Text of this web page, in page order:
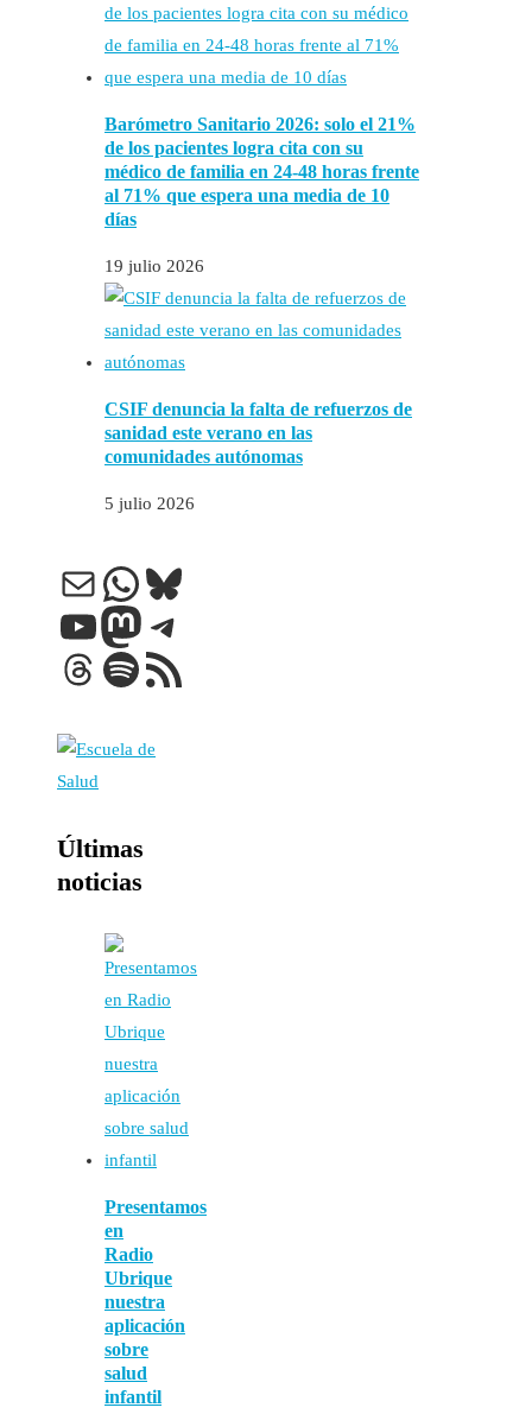
Barómetro Sanitario 2026: solo el 21%
de los pacientes logra cita con su
médico de familia en 24-48 horas frente
al 71% que espera una media de 10
días
19 julio 2026
CSIF denuncia la falta de refuerzos de
sanidad este verano en las
comunidades autónomas
5 julio 2026
Correo electrónico
WhatsApp
Bluesky
YouTube
Mastodon
Telegram
Threads
Spotify
Feed RSS
Últimas
noticias
Presentamos
en
Radio
Ubrique
nuestra
aplicación
sobre
salud
infantil